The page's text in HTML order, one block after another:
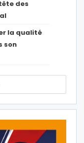
des
la qualité
son